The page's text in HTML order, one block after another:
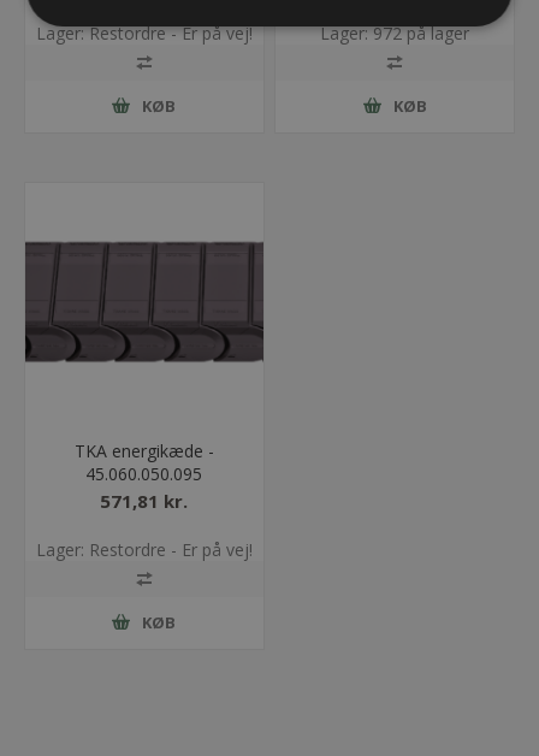
Lager: Restordre - Er på vej!
KØB
Lager: 972 på lager
KØB
TKA energikæde -
45.060.050.095
571,81 kr.
Lager: Restordre - Er på vej!
KØB